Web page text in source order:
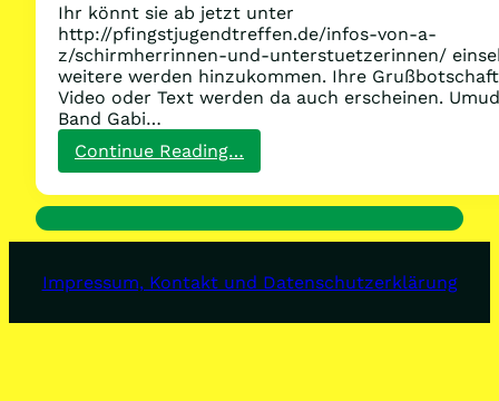
Ihr könnt sie ab jetzt unter
http://pfingstjugendtreffen.de/infos-von-a-
z/schirmherrinnen-und-unterstuetzerinnen/
weitere werden hinzukommen. Ihre
Video oder Text werden da auch erscheinen.
Band Gabi…
Continue Reading…
Die
ersten
Schirmherren/Schirmfrauen
stehen
Impressum, Kontakt und Datenschutzerklärung